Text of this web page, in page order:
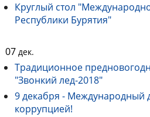
Круглый стол
Республики Бурятия"
07 дек.
Традиционное
"Звонкий лед-2018"
9 декабря - Международный
коррупцией!